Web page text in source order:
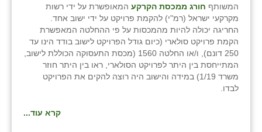
המשותף חורג ממכסת הקרקע המאופשרת על ידי רשות
מקרקעי ישראל (רמ"י) להקמת פרויקט על ידי ישוב אחד.
החריגה יכולה להיות מהמכסות על פי ההחלטה המאפשרת
הקמת פרויקט סולארי (כיום גודל הפרויקט לישוב בודד הינו עד
250 דונם), ו/או החלטה 1560 (מכסת התעסוקה הכוללת לישוב,
המתייחסת בין היתר לפרויקט הסולארי, ראו בין היתר חוזר
משרד 1/19) במידה והישוב היה רוצה להקים את הפרויקט
לבדו.
קרא עוד...